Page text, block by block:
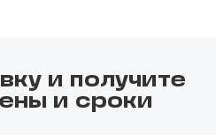
и получите
и сроки